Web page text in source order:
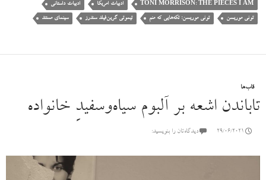
TONI MORRISON: THE PIECES I AM ادبیات امریکا ادبیات داستانی
تونی موریسن تونی موریسن: تکه‌هایی که منم تیموتی گرین‌فیلد سندرز سینمای مستند
قاب‌ها
تاباندن اشعه بر آلبوم سیاه‌وسفیدِ خانواده
29/06/2021 دیدگاه‌تان را بنویسید: